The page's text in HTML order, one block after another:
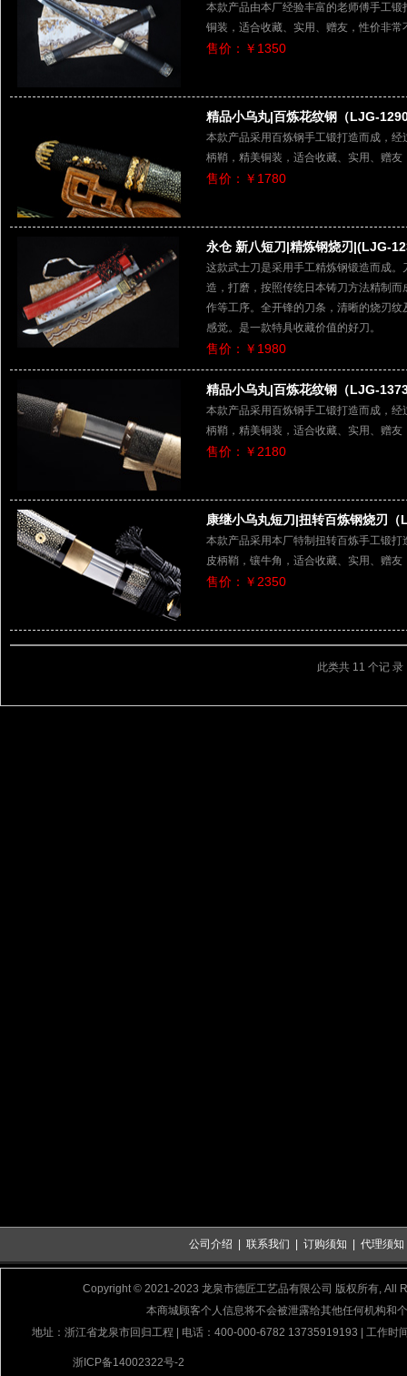
本款产品由本厂经验丰富的老师傅手工
铜装，适合收藏、实用、赠友，性价非常
售价：￥1350
精品小乌丸|百炼花纹钢（LJG-
本款产品采用百炼钢手工锻打造而成，
柄鞘，精美铜装，适合收藏、实用、赠友
售价：￥1780
永仓 新八短刀|精炼钢烧刃|(LJG-
这款武士刀是采用手工精炼钢锻造而成
造，打磨，按照传统日本铸刀方法精制
作等工序。全开锋的刀条，清晰的烧刃
感觉。是一款特具收藏价值的好刀。
售价：￥1980
精品小乌丸|百炼花纹钢（LJG-
本款产品采用百炼钢手工锻打造而成，
柄鞘，精美铜装，适合收藏、实用、赠友
售价：￥2180
康继小乌丸短刀|扭转百炼钢烧刃（
本款产品采用本厂特制扭转百炼手工锻
皮柄鞘，镶牛角，适合收藏、实用、赠友
售价：￥2350
此类共 11 个记 录
公司介绍 联系我们 订购须知 代理须知
Copyright © 2021-2023 龙泉市德匠工艺品有限公司 版权所有, All
本商城顾客个人信息将不会被泄露给其他任何机构和
地址：浙江省龙泉市回归工程 | 电话：400-000-6782 13735919193 | 工作时
浙ICP备14002322号-2